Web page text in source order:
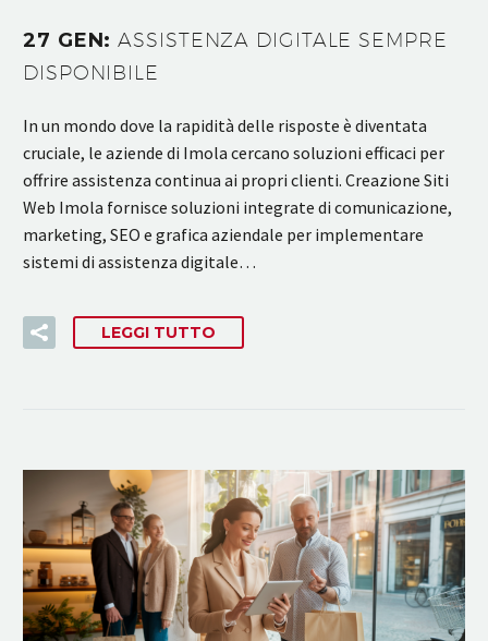
27 GEN:ASSISTENZA DIGITALE SEMPRE
DISPONIBILE
In un mondo dove la rapidità delle risposte è diventata
cruciale, le aziende di Imola cercano soluzioni efficaci per
offrire assistenza continua ai propri clienti. Creazione Siti
Web Imola fornisce soluzioni integrate di comunicazione,
marketing, SEO e grafica aziendale per implementare
sistemi di assistenza digitale…
LEGGI TUTTO